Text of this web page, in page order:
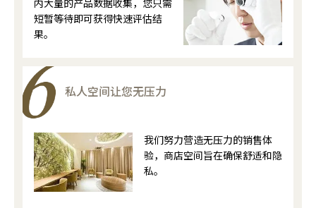
内大量的产品数据收集，您只需
短暂等待即可获得快速评估结
果。
私人空间让您无压力
我们努力营造无压力的销售体
验，商店空间旨在确保舒适和隐
私。